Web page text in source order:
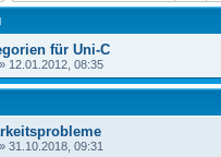
für Uni-C
» 12.01.2012, 08:35
» 31.10.2018, 09:31